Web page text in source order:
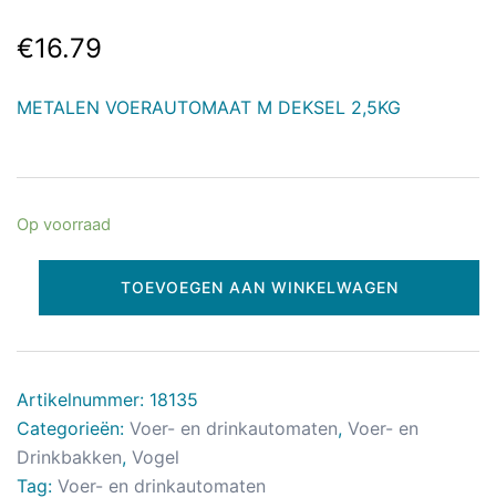
€16.79
METALEN VOERAUTOMAAT M DEKSEL 2,5KG
Op voorraad
TOEVOEGEN AAN WINKELWAGEN
Artikelnummer: 18135
Categorieën: Voer- en drinkautomaten, Voer- en
Drinkbakken, Vogel
Tag: Voer- en drinkautomaten